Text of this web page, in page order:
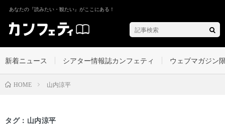
あなたの『読みたい・観たい』がここにある！
新着ニュース シアター情報誌カンフェティ ウェブマガジン
HOME 山内涼平
タグ：山内涼平